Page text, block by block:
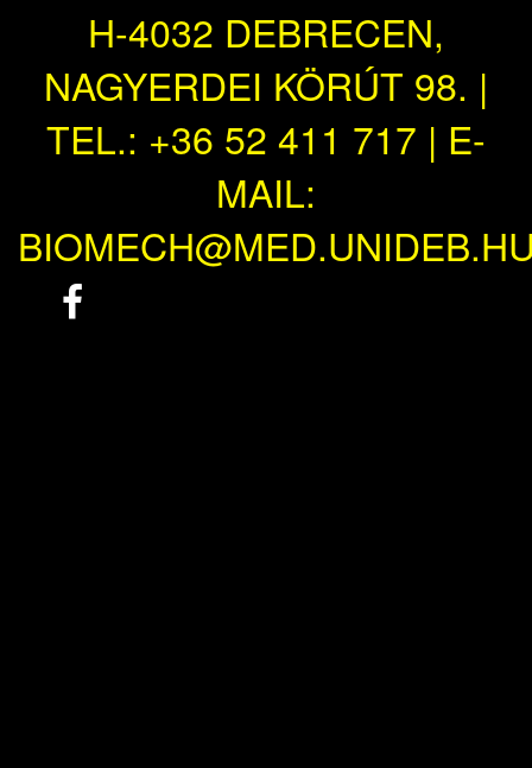
H-4032 DEBRECEN,
NAGYERDEI KÖRÚT 98. |
TEL.: +36 52 411 717 | E-
MAIL: